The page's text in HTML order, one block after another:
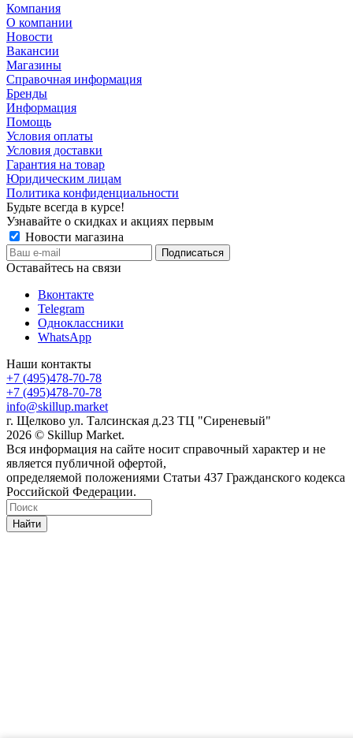
Компания
О компании
Новости
Вакансии
Магазины
Справочная информация
Бренды
Информация
Помощь
Условия оплаты
Условия доставки
Гарантия на товар
Юридическим лицам
Политика конфиденциальности
Будьте всегда в курсе!
Узнавайте о скидках и акциях первым
Новости магазина
Оставайтесь на связи
Вконтакте
Telegram
Одноклассники
WhatsApp
Наши контакты
+7 (495)478-70-78
+7 (495)478-70-78
info@skillup.market
г. Щелково ул. Талсинская д.23 ТЦ "Сиреневый"
2026 © Skillup Market.
Вся информация на сайте носит справочный характер и не
является публичной офертой,
определяемой положениями Статьи 437 Гражданского кодекса
Российской Федерации.
Найти